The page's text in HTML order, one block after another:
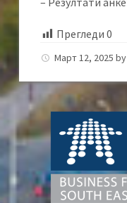
Прегледи 0
Март 12, 2025 by